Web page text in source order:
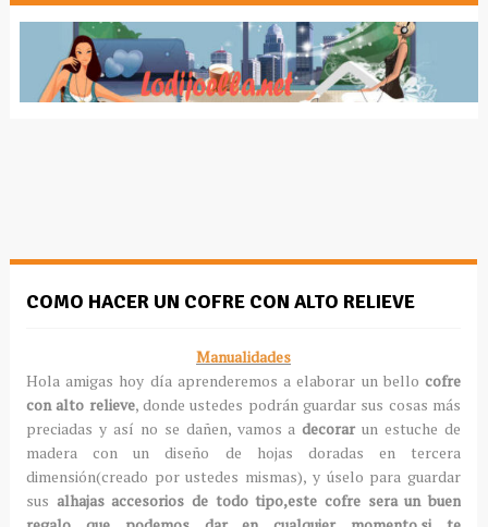
COMO HACER UN COFRE CON ALTO RELIEVE
Manualidades
Hola amigas hoy día aprenderemos a elaborar un bello cofre
con alto relieve, donde ustedes podrán guardar sus cosas más
preciadas y así no se dañen, vamos adecorarun estuche de
madera con un diseño de hojas doradas en tercera
dimensión(creado por ustedes mismas), y úselo para guardar
sus alhajas accesorios de todo tipo,este cofre sera un buen